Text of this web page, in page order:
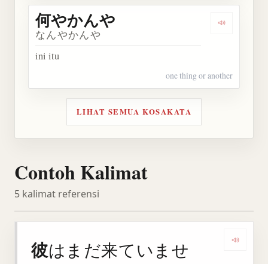
Dengarkan
何やかんや
なんやかんや
ini itu
one thing or another
LIHAT SEMUA KOSAKATA
Contoh Kalimat
5 kalimat referensi
彼はまだ来ていませ